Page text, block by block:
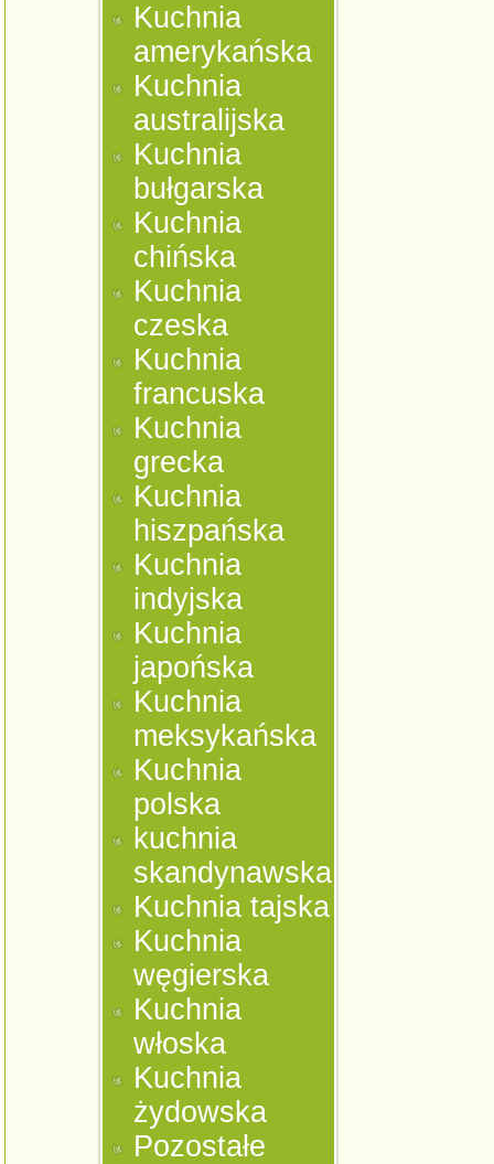
Kuchnia
amerykańska
Kuchnia
australijska
Kuchnia
bułgarska
Kuchnia
chińska
Kuchnia
czeska
Kuchnia
francuska
Kuchnia
grecka
Kuchnia
hiszpańska
Kuchnia
indyjska
Kuchnia
japońska
Kuchnia
meksykańska
Kuchnia
polska
kuchnia
skandynawska
Kuchnia tajska
Kuchnia
węgierska
Kuchnia
włoska
Kuchnia
żydowska
Pozostałe